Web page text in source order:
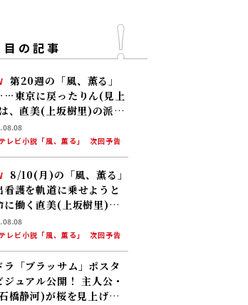
目の記事
第20週の「風、薫る」
東京に戻ったりん(見上
、直美(上坂樹里)の派出
婦会で働くことに。そん
、直美は自分の理想とし
償の看護を始める
レビ小説「風、薫る」
次回予告
8/10(月)の「風、薫る」
看護を軌道に乗せようと
に働く直美(上坂樹里)。
な中、りん(見上愛)が新
ら帰ってくる
レビ小説「風、薫る」
次回予告
ラ「ブラッサム」ポスタ
ジュアル公開！ 主人公・
橋静河)が桜を見上げる